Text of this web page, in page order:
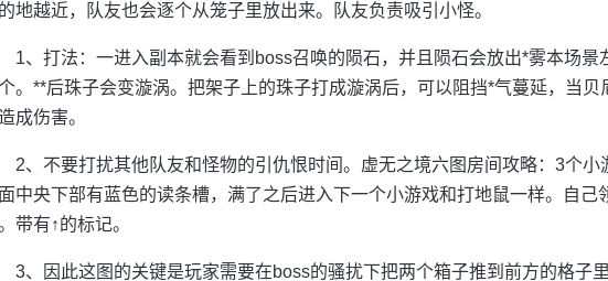
地越近，队友也会逐个从笼子里放出来。队友负责吸引小怪。
1、打法：一进入副本就会看到boss召唤的陨石，并且陨石会放出*雾本场景
。**后珠子会变漩涡。把架子上的珠子打成漩涡后，可以阻挡*气蔓延，当
成伤害。
2、不要打扰其他队友和怪物的引仇恨时间。虚无之境六图房间攻略：3个小
中央下部有蓝色的读条槽，满了之后进入下一个小游戏和打地鼠一样。自己
带有↑的标记。
3、因此这图的关键是玩家需要在boss的骚扰下把两个箱子推到前方的格子